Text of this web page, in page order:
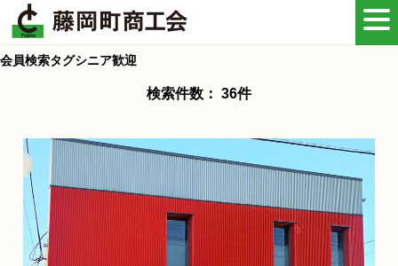
会員検索タグシニア歓迎
検索件数： 36件